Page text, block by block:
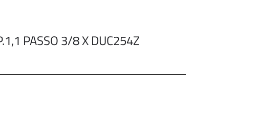
PASSO 3/8 X DUC254Z